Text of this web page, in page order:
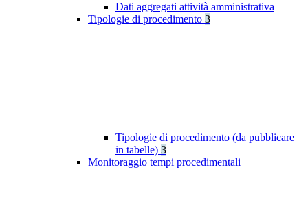
Dati aggregati attività amministrativa
Tipologie di procedimento 3
Tipologie di procedimento (da pubblicare
in tabelle) 3
Monitoraggio tempi procedimentali